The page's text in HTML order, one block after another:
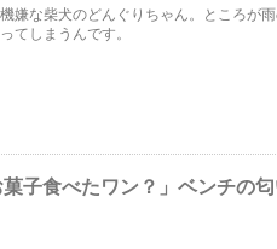
嫌な柴犬のどんぐりちゃん。ところが
てしまうんです。
子食べたワン？」ベンチの